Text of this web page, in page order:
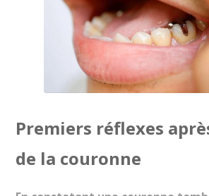
Premiers réflexes
de la couronne